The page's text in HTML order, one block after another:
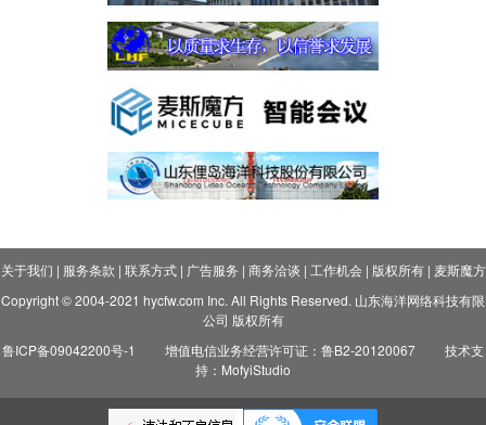
关于我们 | 服务条款 | 联系方式| 广告服务 | 商务洽谈 | 工作机会| 版权所有| 麦斯魔方
Copyright © 2004-2021 hycfw.com Inc. All Rights Reserved. 山东海洋网络科技有限
公司 版权所有
鲁ICP备09042200号-1
增值电信业务经营许可证：鲁B2-20120067
技术支
持：MofyiStudio